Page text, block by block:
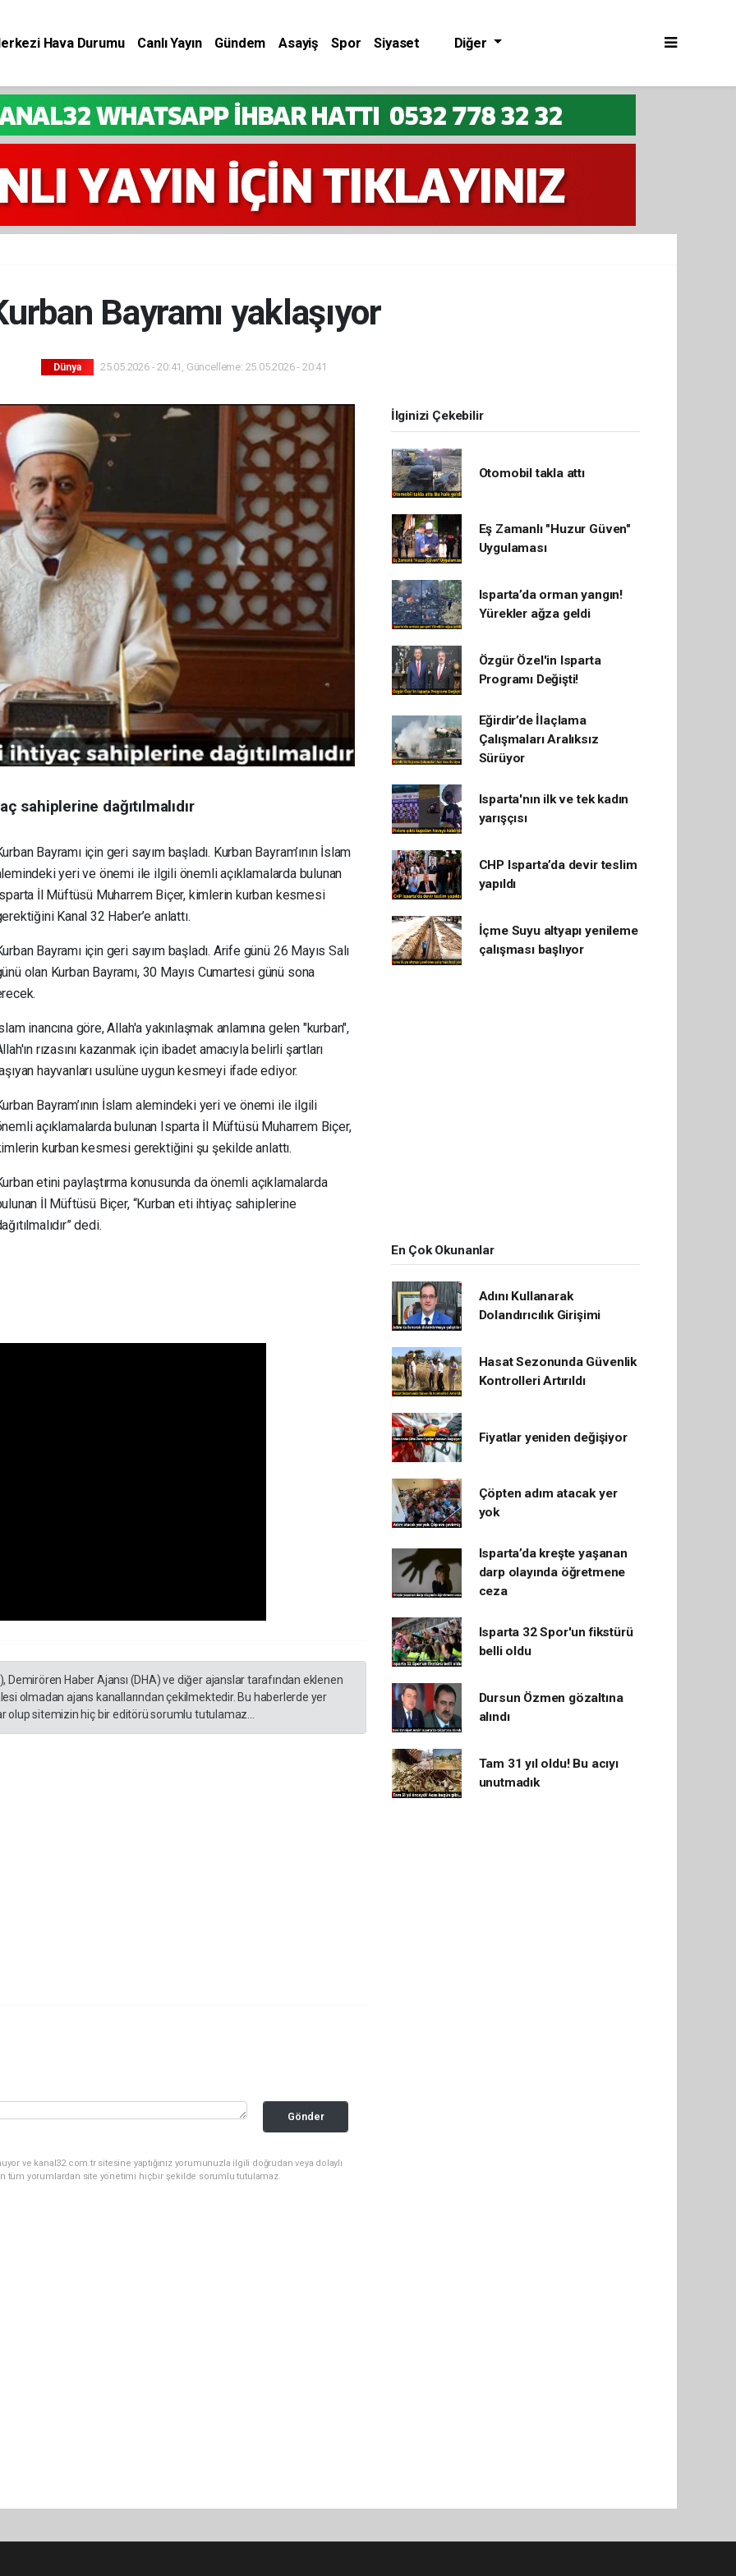
Hava Durumu Canlı Yayın Gündem Asayiş Spor Siyaset Diğer
Bayramı yaklaşıyor
Dünya 25.05.2026 - 20:41, Güncelleme: 25.05.2026 - 20:41
sahiplerine dağıtılmalıdır
Bayramı için geri sayım başladı. Kurban Bayram’ının İslam
yeri ve önemi ile ilgili önemli açıklamalarda bulunan
İl Müftüsü Muharrem Biçer, kimlerin kurban kesmesi
Kanal 32 Haber’e anlattı.
Bayramı için geri sayım başladı. Arife günü 26 Mayıs Salı
olan Kurban Bayramı, 30 Mayıs Cumartesi günü sona
inancına göre, Allah'a yakınlaşmak anlamına gelen "kurban",
rızasını kazanmak için ibadet amacıyla belirli şartları
hayvanları usulüne uygun kesmeyi ifade ediyor.
Bayram’ının İslam alemindeki yeri ve önemi ile ilgili
açıklamalarda bulunan Isparta İl Müftüsü Muharrem Biçer,
kurban kesmesi gerektiğini şu şekilde anlattı.
etini paylaştırma konusunda da önemli açıklamalarda
İl Müftüsü Biçer, “Kurban eti ihtiyaç sahiplerine
dedi.
Demirören Haber Ajansı (DHA) ve diğer ajanslar tarafından eklenen
olmadan ajans kanallarından çekilmektedir. Bu haberlerde yer
olup sitemizin hiç bir editörü sorumlu tutulamaz...
Gönder
ve kanal32.com.tr sitesine yaptığınız yorumunuzla ilgili doğrudan veya dolaylı
tüm yorumlardan site yönetimi hiçbir şekilde sorumlu tutulamaz.
İlginizi Çekebilir
Otomobil takla attı
Eş Zamanlı "Huzur Güven"
Uygulaması
Isparta’da orman yangın!
Yürekler ağza geldi
Özgür Özel'in Isparta
Programı Değişti!
Eğirdir’de İlaçlama
Çalışmaları Aralıksız
Sürüyor
Isparta'nın ilk ve tek kadın
yarışçısı
CHP Isparta’da devir teslim
yapıldı
İçme Suyu altyapı yenileme
çalışması başlıyor
En Çok Okunanlar
Adını Kullanarak
Dolandırıcılık Girişimi
Hasat Sezonunda Güvenlik
Kontrolleri Artırıldı
Fiyatlar yeniden değişiyor
Çöpten adım atacak yer
yok
Isparta’da kreşte yaşanan
darp olayında öğretmene
ceza
Isparta 32 Spor'un fikstürü
belli oldu
Dursun Özmen gözaltına
alındı
Tam 31 yıl oldu! Bu acıyı
unutmadık